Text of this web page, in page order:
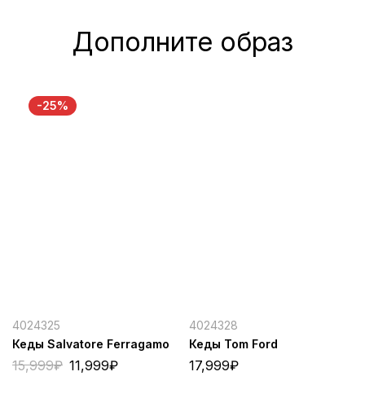
Дополните образ
-25%
4024325
Кеды Salvatore Ferragamo
15,999₽ 11,999₽
4024328
Кеды Tom Ford
17,999₽